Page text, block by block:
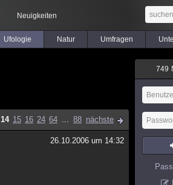
Neuigkeiten
Ufologie Natur Umfragen
14 15 16 24 64 ... 88 nächste
26.10.2006 um 14:32
749